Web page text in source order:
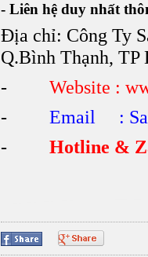
- Liên hệ duy nhất
Địa chỉ: Công Ty
Q.Bình Thạnh, TP
-
Website :
-
Email :
-
Hotline &